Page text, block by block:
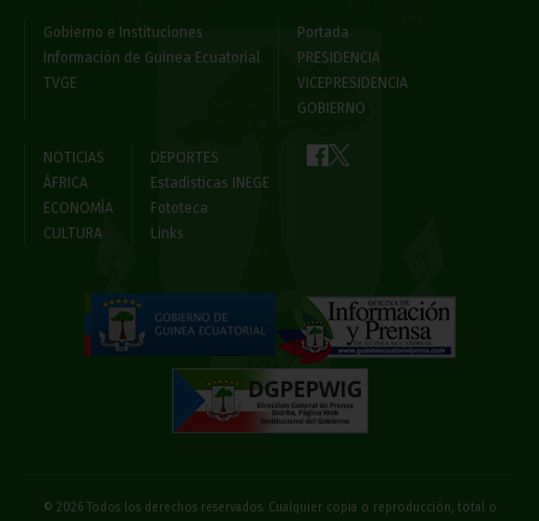
Gobierno e Instituciones
Información de Guinea Ecuatorial
TVGE
Portada
PRESIDENCIA
VICEPRESIDENCIA
GOBIERNO
NOTICIAS
ÁFRICA
ECONOMÍA
CULTURA
DEPORTES
Estadísticas INEGE
Fototeca
Links
© 2026 Todos los derechos reservados. Cualquier copia o reproducción, total o